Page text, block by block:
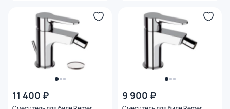
11 400 ₽ 9 900 ₽